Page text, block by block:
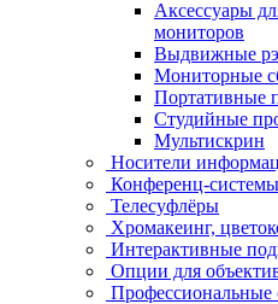
Аксессуары
мониторов
Выдвижные
Мониторные
Портативные
Студийные
Мультискрин
Носители
Конференц-системы
Телесуфлёры
Хромакеинг,
Интерактивные
Опции для
Профессиональные